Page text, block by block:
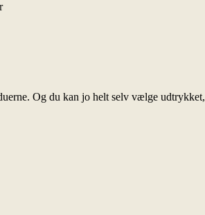
Og du kan jo helt selv vælge udtrykket,